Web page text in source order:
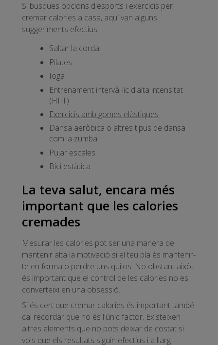
Si busques opcions d'esports i exercicis per
cremar calories a casa, aquí van alguns
suggeriments efectius:
Saltar la corda
Pilates
Ioga
Entrenament intervàl·lic d'alta intensitat
(HIIT)
Exercicis amb gomes elàstiques
Dansa aeròbica o altres tipus de dansa
com la zumba
Pujar escales
Bici estàtica
La teva salut, encara més
important que les calories
cremades
Mesurar les calories pot ser una manera de
mantenir alta la motivació si el teu pla és mantenir-
te en forma o perdre uns quilos. No obstant això,
és important que el control de les calories no es
converteixi en una obsessió.
Si és cert que cremar calories és important també
cal recordar que no és l'únic factor. Existeixen
altres elements que no pots deixar de costat si
vols que els resultats siguin efectius i a llarg